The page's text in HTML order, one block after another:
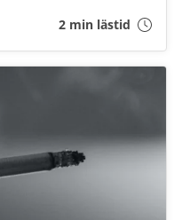
2 min lästid